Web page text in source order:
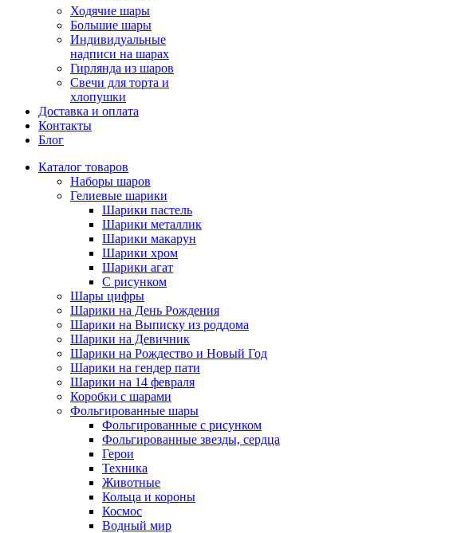
Ходячие шары
Большие шары
Индивидуальные
надписи на шарах
Гирлянда из шаров
Свечи для торта и
хлопушки
Доставка и оплата
Контакты
Блог
Каталог товаров
Наборы шаров
Гелиевые шарики
Шарики пастель
Шарики металлик
Шарики макарун
Шарики хром
Шарики агат
С рисунком
Шары цифры
Шарики на День Рождения
Шарики на Выписку из роддома
Шарики на Девичник
Шарики на Рождество и Новый Год
Шарики на гендер пати
Шарики на 14 февраля
Коробки с шарами
Фольгированные шары
Фольгированные с рисунком
Фольгированные звезды, сердца
Герои
Техника
Животные
Кольца и короны
Космос
Водный мир